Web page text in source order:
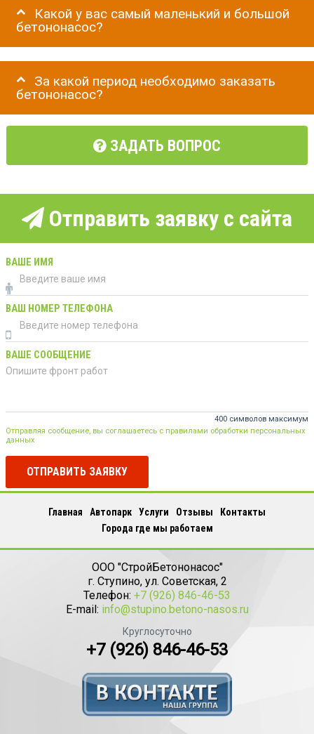
Какой у вас самый маленький и большой
бетононасос?
За какой период необходимо заказать
бетононасос?
ЗАДАТЬ ВОПРОС
Отправить заявку с сайта
ВАШЕ ИМЯ
ВАШ НОМЕР ТЕЛЕФОНА
ВАШЕ СООБЩЕНИЕ
400 символов максимум
Отправляя сообщение, вы соглашаетесь с правилами обработки персональных
данных
ОТПРАВИТЬ ЗАЯВКУ
Главная Автопарк Услуги Отзывы
Контакты
Города где мы работаем
ООО "СтройБетононасос"
г. Ступино, ул. Советская, 2
Телефон: +7 (926) 846-46-53
E-mail: info@stupino.betono-nasos.ru
Круглосуточно
+7 (926) 846-46-53